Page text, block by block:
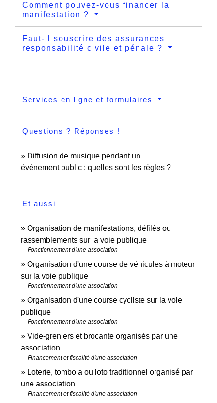
Comment pouvez-vous financer la
manifestation ?
Faut-il souscrire des assurances
responsabilité civile et pénale ?
Services en ligne et formulaires
Questions ? Réponses !
Diffusion de musique pendant un
événement public : quelles sont les règles ?
Et aussi
Organisation de manifestations, défilés ou
rassemblements sur la voie publique
Fonctionnement d'une association
Organisation d'une course de véhicules à moteur
sur la voie publique
Fonctionnement d'une association
Organisation d'une course cycliste sur la voie
publique
Fonctionnement d'une association
Vide-greniers et brocante organisés par une
association
Financement et fiscalité d'une association
Loterie, tombola ou loto traditionnel organisé par
une association
Financement et fiscalité d'une association